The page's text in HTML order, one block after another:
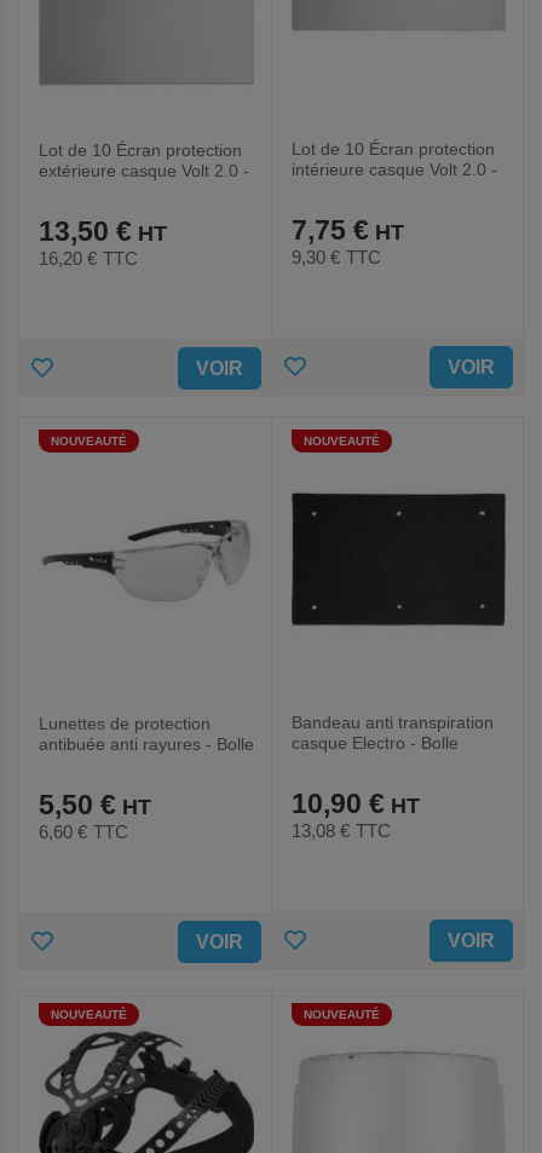
Lot de 10 Écran protection
extérieure casque Volt 2.0 -
13,50 €
16,20 € TTC
AJOUTER
FAVORIS
VOIR
Lot de 10 Écran protection
intérieure casque Volt 2.0 -
7,75 €
9,30 € TTC
AJOUTER
FAVORIS
VOIR
NOUVEAUTÉ
Lunettes de protection
antibuée anti rayures - Bolle
5,50 €
6,60 € TTC
AJOUTER
FAVORIS
VOIR
NOUVEAUTÉ
Bandeau anti transpiration
casque Electro - Bolle
10,90 €
13,08 € TTC
AJOUTER
FAVORIS
VOIR
NOUVEAUTÉ NOUVEAUTÉ